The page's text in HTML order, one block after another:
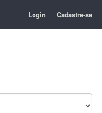
Login Cadastre-se